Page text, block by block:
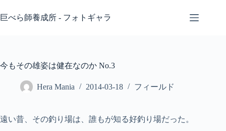
ン
ス
巨べら師養成所 - フォトギャラ
今もその雄姿は健在なのか No.3
Hera Mania 2014-03-18 フィールド
遠い昔、その釣り場は、誰もが知る好釣り場だった。